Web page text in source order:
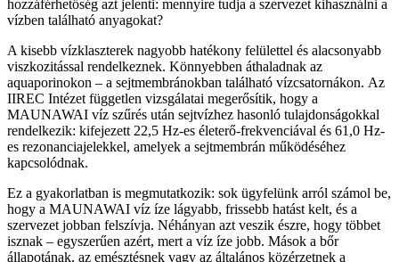
hozzáférhetőség azt jelenti: mennyire tudja a szervezet kihasználni a
vízben található anyagokat?
A kisebb vízklaszterek nagyobb hatékony felülettel és alacsonyabb
viszkozitással rendelkeznek. Könnyebben áthaladnak az
aquaporinokon – a sejtmembránokban található vízcsatornákon. Az
IIREC Intézet független vizsgálatai megerősítik, hogy a
MAUNAWAI víz szűrés után sejtvízhez hasonló tulajdonságokkal
rendelkezik: kifejezett 22,5 Hz-es életerő-frekvenciával és 61,0 Hz-
es rezonanciajelekkel, amelyek a sejtmembrán működéséhez
kapcsolódnak.
Ez a gyakorlatban is megmutatkozik: sok ügyfelünk arról számol be,
hogy a MAUNAWAI víz íze lágyabb, frissebb hatást kelt, és a
szervezet jobban felszívja. Néhányan azt veszik észre, hogy többet
isznak – egyszerűen azért, mert a víz íze jobb. Mások a bőr
állapotának, az emésztésnek vagy az általános közérzetnek a